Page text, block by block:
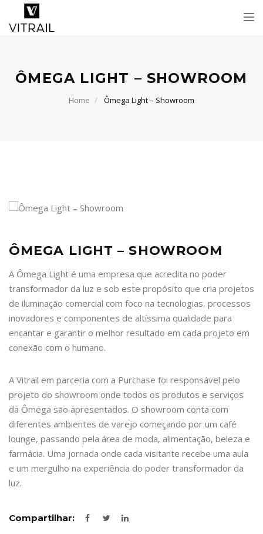
ÔMEGA LIGHT – SHOWROOM
Home Ômega Light – Showroom
ÔMEGA LIGHT – SHOWROOM
A Ômega Light é uma empresa que acredita no poder
transformador da luz e sob este propósito que cria projetos
de iluminação comercial com foco na tecnologias, processos
inovadores e componentes de altíssima qualidade para
encantar e garantir o melhor resultado em cada projeto em
conexão com o humano.
A Vitrail em parceria com a Purchase foi responsável pelo
projeto do showroom onde todos os produtos e serviços
da Ômega são apresentados. O showroom conta com
diferentes ambientes de varejo começando por um café
lounge, passando pela área de moda, alimentação, beleza e
farmácia. Uma jornada onde cada visitante recebe uma aula
e um mergulho na experiência do poder transformador da
luz.
Compartilhar: